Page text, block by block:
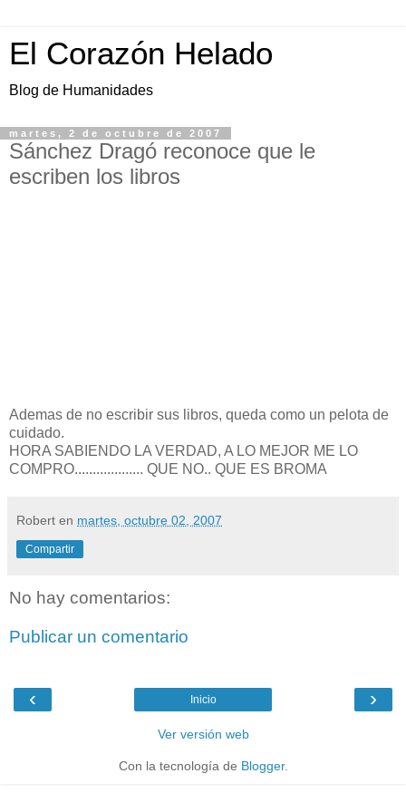
El Corazón Helado
Blog de Humanidades
martes, 2 de octubre de 2007
Sánchez Dragó reconoce que le
escriben los libros
Ademas de no escribir sus libros, queda como un pelota de
cuidado.
HORA SABIENDO LA VERDAD, A LO MEJOR ME LO
COMPRO................... QUE NO.. QUE ES BROMA
Robert en martes, octubre 02, 2007
Compartir
No hay comentarios:
Publicar un comentario
‹ ›
Inicio
Ver versión web
Con la tecnología de Blogger.